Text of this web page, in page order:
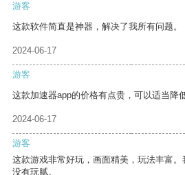
游客
这款软件简直是神器，解决了我所有问题。
2024-06-17
游客
这款加速器app的价格有点贵，可以适当降
2024-06-17
游客
这款游戏非常好玩，画面精美，玩法丰富
没有玩腻。